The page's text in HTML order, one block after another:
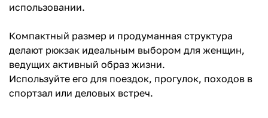
использовании.
Компактный размер и продуманная структура
делают рюкзак идеальным выбором для женщин,
ведущих активный образ жизни.
Используйте его для поездок, прогулок, походов в
спортзал или деловых встреч.